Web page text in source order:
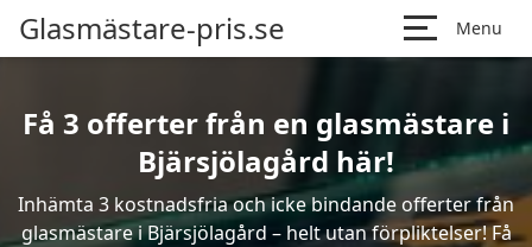
Glasmästare-pris.se Menu
Få 3 offerter från en glasmästare i
Bjärsjölagård här!
Inhämta 3 kostnadsfria och icke bindande offerter från
glasmästare i Bjärsjölagård – helt utan förpliktelser! Få